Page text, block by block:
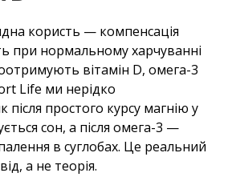
користь — компенсація
при нормальному харчуванні
вітамін D, омега-3
Life ми нерідко
після простого курсу магнію у
сон, а після омега-3 —
в суглобах. Це реальний
а не теорія.